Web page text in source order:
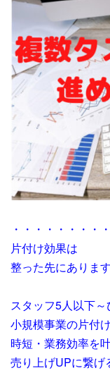
・・・・・・・・
片付け効果は
整った先にあります
スタッフ5人以下
小規模事業の片付
時短・業務効率を
売り上げUPに繋げ